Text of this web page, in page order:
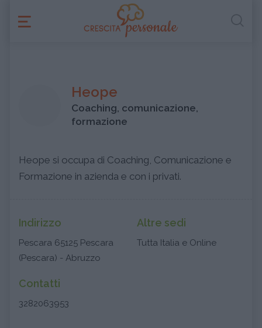
Heope
Coaching, comunicazione,
formazione
Heope si occupa di Coaching, Comunicazione e
Formazione in azienda e con i privati.
Indirizzo
Pescara 65125 Pescara
(Pescara) - Abruzzo
Altre sedi
Tutta Italia e Online
Contatti
3282063953